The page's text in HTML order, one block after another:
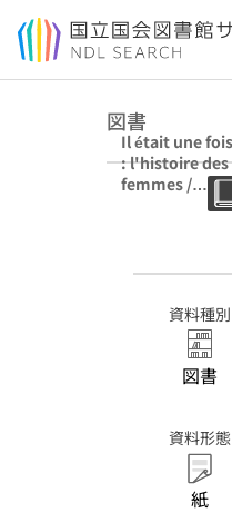
本文へ移動
図書
Il était une
: l'histoire des
femmes /
Michelle
Oriane.
資料種別
図書
資料形態
紙